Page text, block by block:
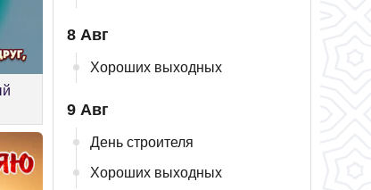
8 Авг
Хороших выходных
9 Авг
День строителя
Хороших выходных